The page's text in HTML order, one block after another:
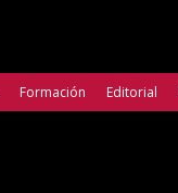
Formación Editorial